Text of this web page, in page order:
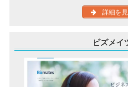
詳細を
ビズメイ